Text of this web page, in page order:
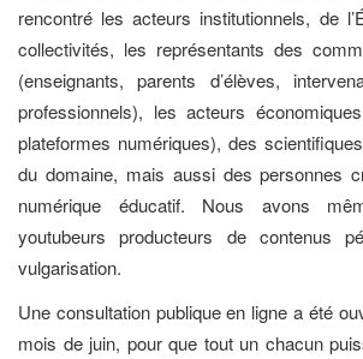
rencontré les acteurs institutionnels, de
collectivités, les représentants des
(enseignants, parents d’élèves,
professionnels), les acteurs
plateformes numériques), des
du domaine, mais aussi des personnes
numérique éducatif. Nous avons
youtubeurs producteurs de contenus
vulgarisation.
Une consultation publique en ligne a été
mois de juin, pour que tout un chacun